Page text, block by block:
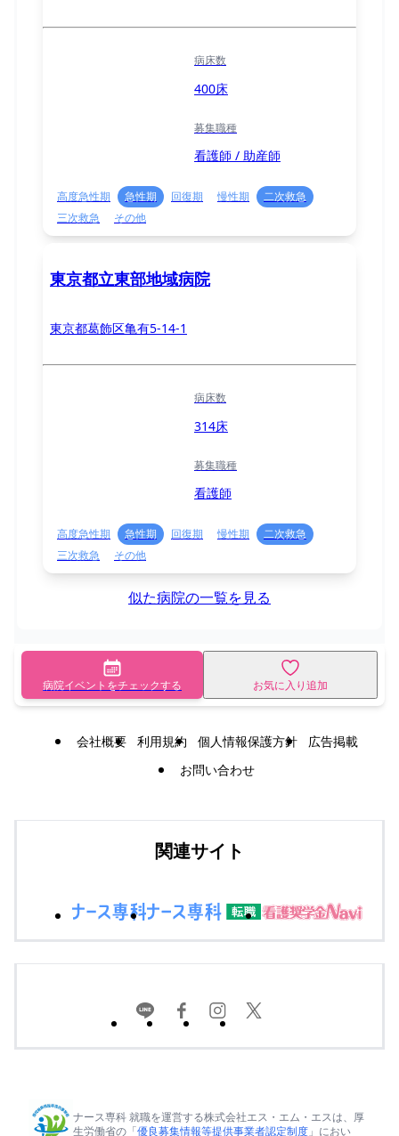
病床数
400床
募集職種
看護師 / 助産師
高度急性期 急性期 回復期 慢性期
二次救急
三次救急
その他
東京都立東部地域病院
東京都葛飾区亀有5-14-1
病床数
314床
募集職種
看護師
高度急性期 急性期 回復期 慢性期
二次救急
三次救急
その他
似た病院の一覧を見る
病院イベントをチェックする お気に入り追加
会社概要 利用規約 個人情報保護方針
広告掲載
お問い合わせ
関連サイト
ナース専科 就職を運営する株式会社エス・エム・エスは、厚
生労働省の「優良募集情報等提供事業者認定制度 」におい